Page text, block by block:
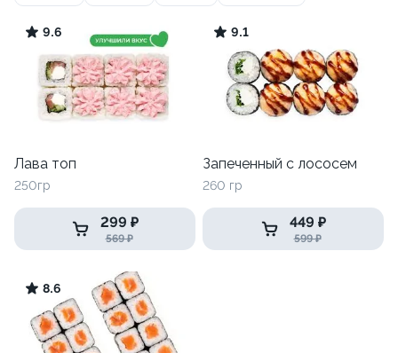
9.6
Лава топ
250гр
299 ₽
569 ₽
9.1
Запеченный с лососем
260 гр
449 ₽
599 ₽
8.6